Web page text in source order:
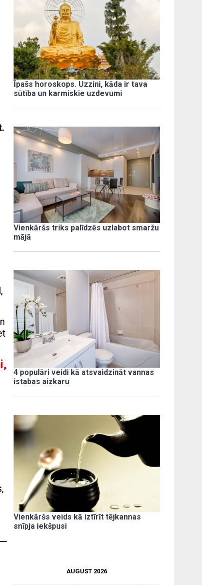
Īpašs horoskops. Uzzini, kāda ir tava
sūtība un karmiskie uzdevumi
Vienkāršs triks palīdzēs uzlabot smaržu
mājā
4 populāri veidi kā atsvaidzināt vannas
istabas aizkaru
Vienkāršs veids kā iztīrīt tējkannas
snīpja iekšpusi
AUGUST 2026